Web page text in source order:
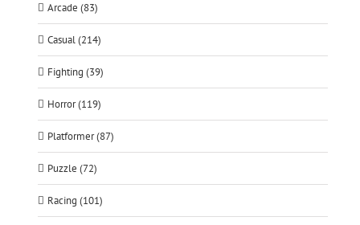
Arcade (83)
Casual (214)
Fighting (39)
Horror (119)
Platformer (87)
Puzzle (72)
Racing (101)